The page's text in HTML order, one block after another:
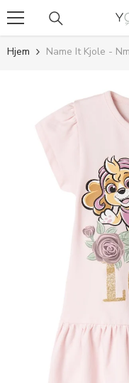
GÅ TIL INDHOLD
Hjem Name It Kjole -